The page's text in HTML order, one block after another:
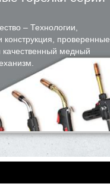
– Технологии,
конструкция, проверенные
медный